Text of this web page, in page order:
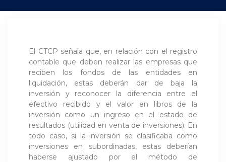
El CTCP señala que, en relación con el registro
contable que deben realizar las empresas que
reciben los fondos de las entidades en
liquidación, estas deberán dar de baja la
inversión y reconocer la diferencia entre el
efectivo recibido y el valor en libros de la
inversión como un ingreso en el estado de
resultados (utilidad en venta de inversiones). En
todo caso, si la inversión se clasificaba como
inversiones en subordinadas, estas deberían
haberse ajustado por el método de